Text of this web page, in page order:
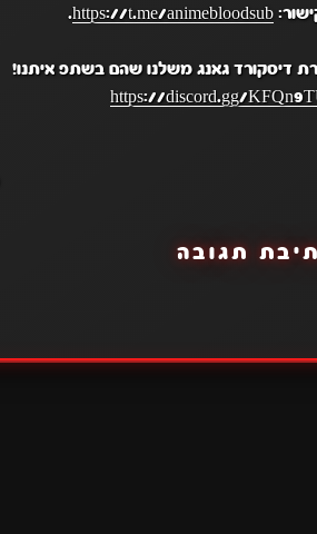
https://t.me/animebloodsub
.
דיסקורד גאנג משלנו שהם בשתפ איתנו!
https://discord.gg/
תגובה